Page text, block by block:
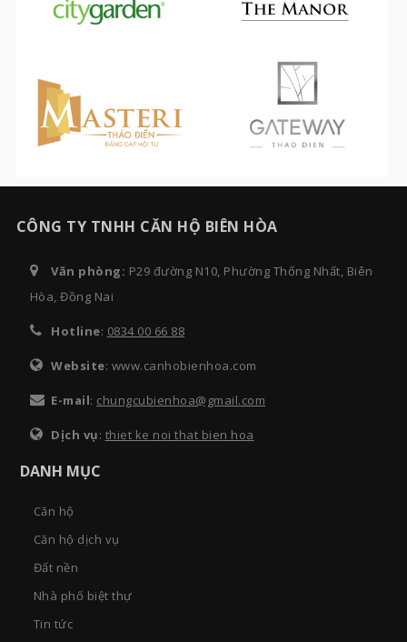
CÔNG TY TNHH CĂN HỘ BIÊN HÒA
Văn phòng: P29 đường N10, Phường Thống Nhất, Biên
Hòa, Đồng Nai
Hotline: 0834 00 66 88
Website: www.canhobienhoa.com
E-mail: chungcubienhoa@gmail.com
Dịch vụ: thiet ke noi that bien hoa
DANH MỤC
Căn hộ
Căn hộ dịch vụ
Đất nền
Nhà phố biệt thự
Tin tức